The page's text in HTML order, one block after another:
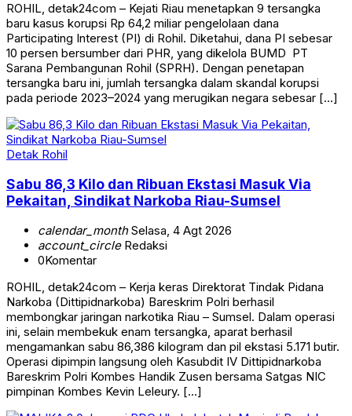
ROHIL, detak24com – Kejati Riau menetapkan 9 tersangka
baru kasus korupsi Rp 64,2 miliar pengelolaan dana
Participating Interest (PI) di Rohil. Diketahui, dana PI sebesar
10 persen bersumber dari PHR, yang dikelola BUMD PT
Sarana Pembangunan Rohil (SPRH). Dengan penetapan
tersangka baru ini, jumlah tersangka dalam skandal korupsi
pada periode 2023–2024 yang merugikan negara sebesar […]
Detak Rohil
Sabu 86,3 Kilo dan Ribuan Ekstasi Masuk Via
Pekaitan, Sindikat Narkoba Riau-Sumsel
calendar_monthSelasa, 4 Agt 2026
account_circleRedaksi
0Komentar
ROHIL, detak24com – Kerja keras Direktorat Tindak Pidana
Narkoba (Dittipidnarkoba) Bareskrim Polri berhasil
membongkar jaringan narkotika Riau – Sumsel. Dalam operasi
ini, selain membekuk enam tersangka, aparat berhasil
mengamankan sabu 86,386 kilogram dan pil ekstasi 5.171 butir.
Operasi dipimpin langsung oleh Kasubdit IV Dittipidnarkoba
Bareskrim Polri Kombes Handik Zusen bersama Satgas NIC
pimpinan Kombes Kevin Leleury. […]